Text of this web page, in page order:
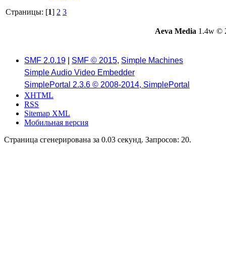
Страницы: [1] 2 3
Aeva Media 1.4w ©
SMF 2.0.19 SMF © 2015, Simple Machines
Simple Audio Video Embedder
SimplePortal 2.3.6 © 2008-2014, SimplePortal
XHTML
RSS
Sitemap XML
Мобильная версия
Страница сгенерирована за 0.03 секунд. Запросов: 20.